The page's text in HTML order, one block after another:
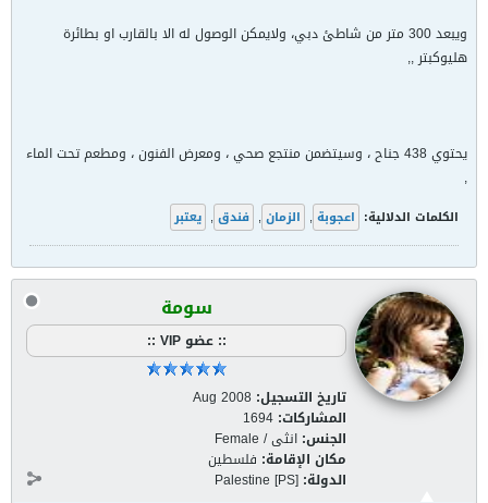
ويبعد 300 متر من شاطئ دبي، ولايمكن الوصول له الا بالقارب او بطائرة
هليوكبتر ,,
يحتوي 438 جناح ، وسيتضمن منتجع صحي ، ومعرض الفنون ، ومطعم تحت الماء
,
الكلمات الدلالية: اعجوبة , الزمان , فندق , يعتبر
سومة
:: عضو VIP ::
تاريخ التسجيل: Aug 2008
المشاركات: 1694
الجنس: انثى / Female
مكان الإقامة: فلسطين
الدولة: Palestine [PS]